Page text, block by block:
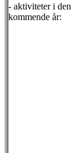
- aktiviteter i den
kommende år: